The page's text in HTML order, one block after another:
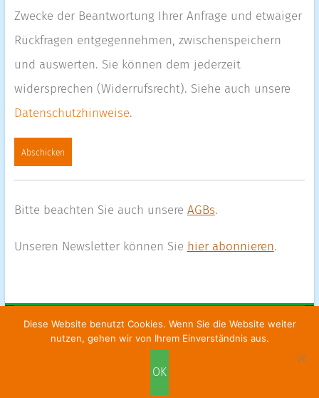
Zwecke der Beantwortung Ihrer Anfrage und etwaiger
Rückfragen entgegennehmen, zwischenspeichern
und auswerten. Sie können dem jederzeit
widersprechen (Widerrufsrecht). Siehe auch unsere
Datenschutzhinweise.
Bitte beachten Sie auch unsere AGBs.
Unseren Newsletter können Sie hier abonnieren.
Fortbildungsinstitut für Supervision| Kontakt |Impressum
Diese Website benutzt Cookies. Wenn Sie die Website weiter
nutzen, gehen wir von Ihrem Einverständnis aus.
OK